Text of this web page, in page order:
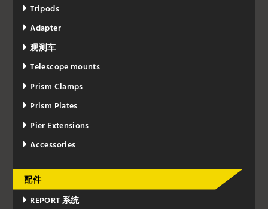
Tripods
Adapter
观测车
Telescope mounts
Prism Clamps
Prism Plates
Pier Extensions
Accessories
配件
REPORT 系统